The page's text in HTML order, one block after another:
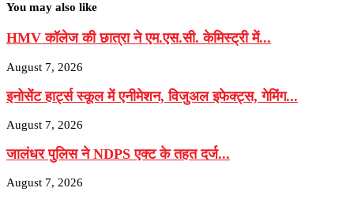
You may also like
HMV कॉलेज की छात्रा ने एम.एस.सी. केमिस्ट्री में...
August 7, 2026
इनोसेंट हार्ट्स स्कूल में एनीमेशन, विजुअल इफेक्ट्स, गेमिंग...
August 7, 2026
जालंधर पुलिस ने NDPS एक्ट के तहत दर्ज...
August 7, 2026